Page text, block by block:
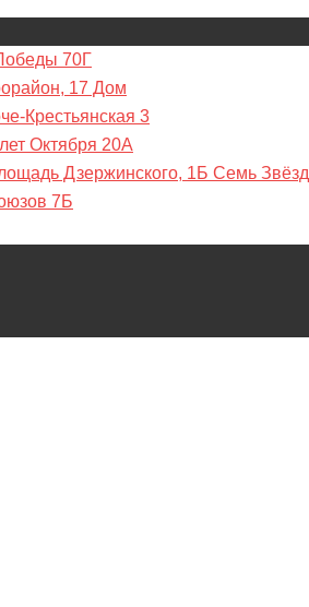
70Г
17 Дом
Крестьянская 3
Октября 20А
Дзержинского, 1Б Семь Звёзд
7Б